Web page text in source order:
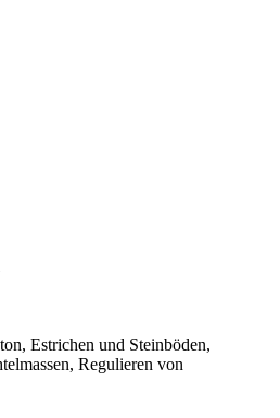
Estrichen und Steinböden,
Regulieren von